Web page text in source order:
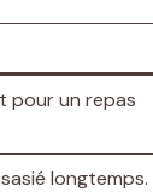
pour un repas
longtemps.